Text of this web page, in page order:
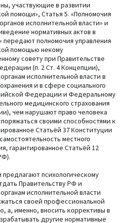
участвующие в развитии
помощи», Статья 5. «Полномочия
исполнительной власти» и
нормативных актов в
передают полномочия управления
помощью некому
совету при Правительстве
(п. 2 Ст. 4 Концепции),
исполнительной власти в
и в сфере социального
Федерации и Федеральному
медицинского страхования
чем нарушают право человека
своими способностями к
Статьёй 37 Конституции
местного
гарантированное Статьёй 12
психологическому
Правительству РФ и
исполнительной власти
своей профессиональной
а, именно, вносить коррективы в
другие нормативные